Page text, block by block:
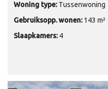
Woning type: Tussenwoning
Gebruiksopp. wonen: 143 m²
Slaapkamers: 4